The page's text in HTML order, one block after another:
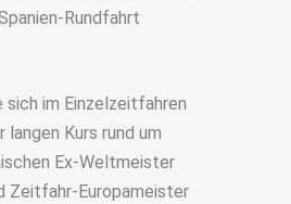
Rundfahrt
im Einzelzeitfahren
Kurs rund um
Ex-Weltmeister
Zeitfahr-Europameister